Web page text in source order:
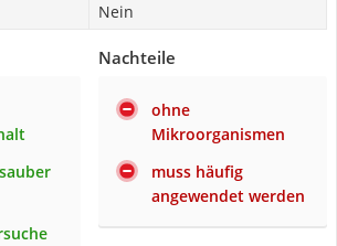
Nein
Nachteile
ohne
Mikroorganismen
muss häufig
angewendet werden